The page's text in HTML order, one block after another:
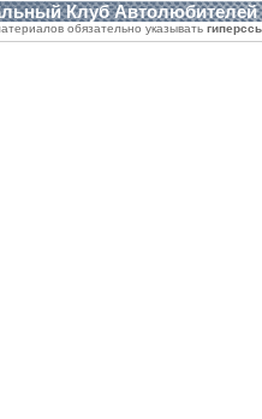
Клуб Автолюбителей
обязательно указывать